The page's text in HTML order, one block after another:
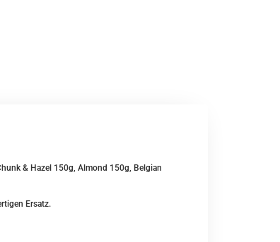
& Hazel 150g, Almond 150g, Belgian
Ersatz.